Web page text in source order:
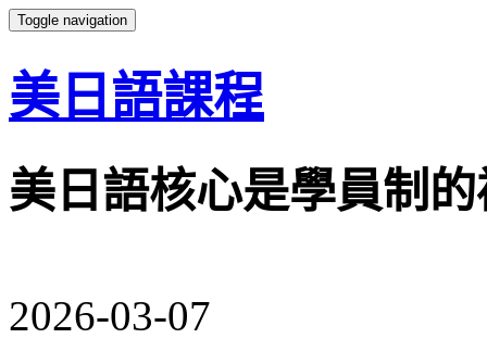
Toggle navigation
美日語課程
美日語核心是學員制
2026-03-07